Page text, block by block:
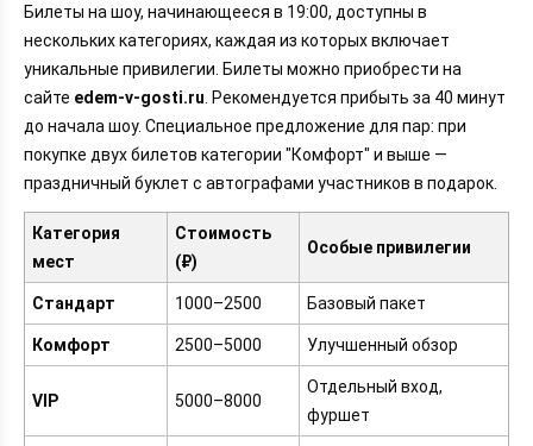
Билеты на шоу, начинающееся в 19:00, доступны в
нескольких категориях, каждая из которых включает
уникальные привилегии. Билеты можно приобрести на
сайте edem-v-gosti.ru . Рекомендуется прибыть за 40 минут
до начала шоу. Специальное предложение для пар: при
покупке двух билетов категории "Комфорт" и выше —
праздничный буклет с автографами участников в подарок.
Категория
мест
Стоимость
(₽)
Особые привилегии
Стандарт 1000–2500 Базовый пакет
Комфорт 2500–5000 Улучшенный обзор
VIP 5000–8000
Отдельный вход,
фуршет